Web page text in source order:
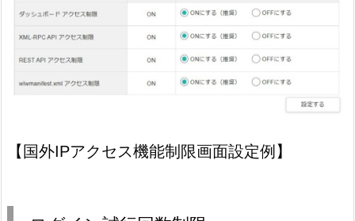
【国外IPアクセス機能制限画面設定例】